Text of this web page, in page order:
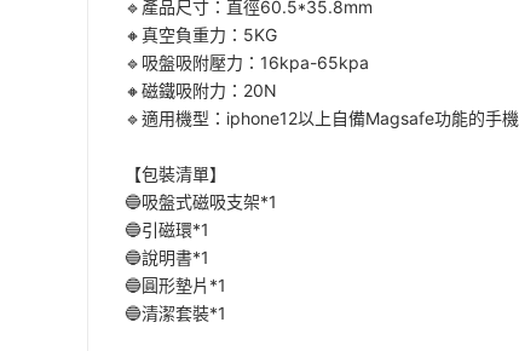
🔹產品尺寸：直徑60.5*35.8mm
🔸真空負重力：5KG
🔹吸盤吸附壓力：16kpa-65kpa
🔸磁鐵吸附力：20N
🔹適用機型：iphone12以上自備Magsafe功能的手
【包裝清單】
🔵吸盤式磁吸支架*1
🔵引磁環*1
🔵說明書*1
🔵圓形墊片*1
🔵清潔套裝*1